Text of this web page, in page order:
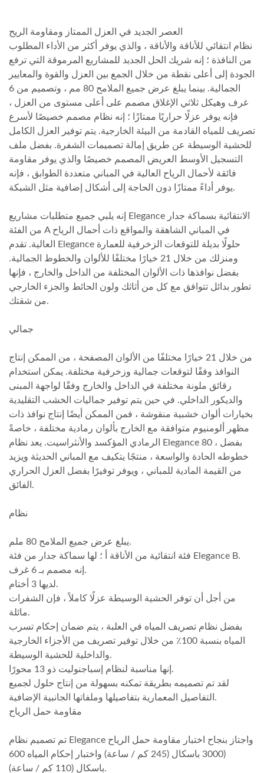
العصر الجديد في العزل الممتاز ومقاومة الريح
نظام انتقائي للأناقة والأناقة ، والذي يوفر أكثر من الأداء المطلوب
من النافذة ؛ إنه شريك الحل الجديد للمشاريع المرموقة التي ترفع
الجودة إلى أعلى نقطة من خلال الجمع بين العزل والقوة والمعايير
الجمالية. بينما يبلغ عرض جميع الملامح 80 مم ، وتصميم من 6
غرف وهيكل ثلاثي الإغلاق مصمم على أعلى مستوى من العزل ،
فإنه يوفر عزلًا حراريًا ممتازًا ؛ إنه نظام مصمم خصيصًا لأسرع
تصريف للمياه القادمة من البيئة الخارجية. يتم توفير العزل الكامل
للحشية الوسيطة عن طريق إمالة تصميمات الشفرة. بفضل ملف
التسجيل الأوسط العريض المصمم خصيصًا والذي يوفر مقاومة
فائقة لأحمال الرياح العالية في المباني متعددة الطوابق ، فإنه
يوفر أداءً ممتازًا دون الحاجة إلى أشكال إضافية مثل الشبكة.
إنه يلبي جميع متطلبات مشاريع Elegance الانتقائية بسماكة جدار
من الفئة A في المباني الشاهقة والمواقع ذات أحمال الرياح
العالية. تقدم Elegance حلولًا بديلة للتوقعات الزخرفية للعمارة
ومنزلك من خلال 21 خيارًا مختلفًا للألوان والخطوط الجمالية.
بفضل نوافذها ذات الألوان المختلفة من الداخل والخارج ، فإنها
تطور بدائل تتوافق مع كل من أثاثك ولون الحائط والجزء الخارجي
من شقتك.
جمالي
من خلال 21 خيارًا مختلفًا من الألوان المصفحة ، من الممكن إنتاج
النوافذ وفقًا لتوقعات جمالية وزخرفية مختلفة. يمكن استخدام
رقائق ملونة مختلفة في الداخل والخارج وفقًا لواجهة المبنى
والديكور الداخلي. في حين يتم توفير جماليات الخشب التقليدية
بخيارات ألوان خشبية منقوشة ، فمن الممكن أيضًا إنتاج نوافذ ذات
مظهر ألومنيوم متوافقة مع الخارج بألوان رمادية مختلفة ، خاصةً
الرمادي المؤكسد والأنثراسيت. يعد نظام Elegance 80 ، بفضل
خطوطه الحادة والواسعة ، منتجًا يتكيف مع المباني الحديثة ويزيد
من القيمة المادية للمباني ، ويوفر توفيرًا بفضل العزل الحراري
الفائق.
نظام
يبلغ عرض جميع الملامح 80 ملم.
فئة انتقائية من الأناقة أ ؛ لها سماكة جدار من فئة Elegance B.
إنه مصمم بـ 6 غرف.
لديها 3 أختام.
من أجل أن توفر الحشية الوسيطة عزلًا كاملاً ، فإن الشفرات
مائلة.
بفضل نظام تصريف المياه في العلبة ، يتم ضمان إحكام تسرب
المياه بنسبة 100٪ من خلال توفير تصريف من الأجزاء الخارجية
والداخلية للحشية الوسيطة.
إنها مناسبة لنظام إسباجنوليت ذو 13 محورًا.
لقد تم تصميمه بطريقة تمكنه بسهولة من إنتاج حلول لجميع
التفاصيل المعمارية بتفاصيلها وملفاتها الجانبية الإضافية.
مقاومة حمل الرياح
تم تصميم نظام Elegance واجتاز بنجاح اختبار مقاومة حمل الرياح
(3000 باسكال (245 كم / ساعة) واختبار إحكام المياه 600
باسكال (110 كم / ساعة).